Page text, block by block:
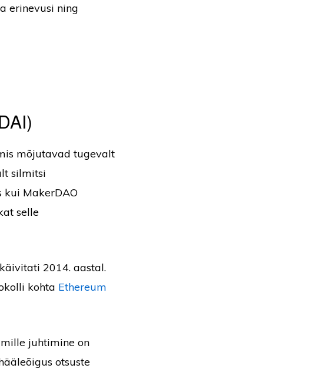
erinevusi ning
mõjutavad tugevalt
silmitsi
kui MakerDAO
selle
2014. aastal.
kohta Ethereum
juhtimine on
otsuste